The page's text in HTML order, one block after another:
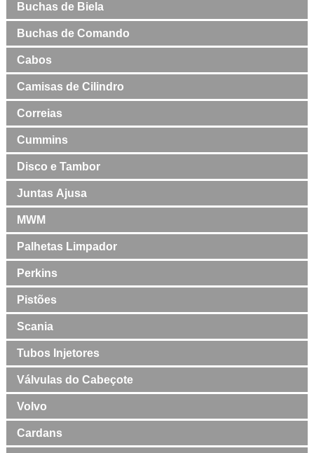
Buchas de Biela
Buchas de Comando
Cabos
Camisas de Cilindro
Correias
Cummins
Disco e Tambor
Juntas Ajusa
MWM
Palhetas Limpador
Perkins
Pistões
Scania
Tubos Injetores
Válvulas do Cabeçote
Volvo
Cardans